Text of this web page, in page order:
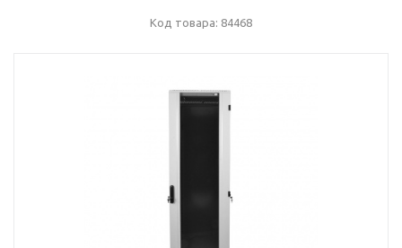
Код товара: 84468